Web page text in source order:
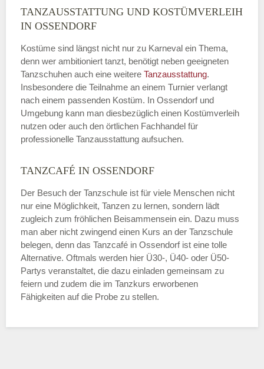
TANZAUSSTATTUNG UND KOSTÜMVERLEIH
IN OSSENDORF
Kostüme sind längst nicht nur zu Karneval ein Thema,
denn wer ambitioniert tanzt, benötigt neben geeigneten
Tanzschuhen auch eine weitere Tanzausstattung.
Insbesondere die Teilnahme an einem Turnier verlangt
nach einem passenden Kostüm. In Ossendorf und
Umgebung kann man diesbezüglich einen Kostümverleih
nutzen oder auch den örtlichen Fachhandel für
professionelle Tanzausstattung aufsuchen.
TANZCAFÉ IN OSSENDORF
Der Besuch der Tanzschule ist für viele Menschen nicht
nur eine Möglichkeit, Tanzen zu lernen, sondern lädt
zugleich zum fröhlichen Beisammensein ein. Dazu muss
man aber nicht zwingend einen Kurs an der Tanzschule
belegen, denn das Tanzcafé in Ossendorf ist eine tolle
Alternative. Oftmals werden hier Ü30-, Ü40- oder Ü50-
Partys veranstaltet, die dazu einladen gemeinsam zu
feiern und zudem die im Tanzkurs erworbenen
Fähigkeiten auf die Probe zu stellen.